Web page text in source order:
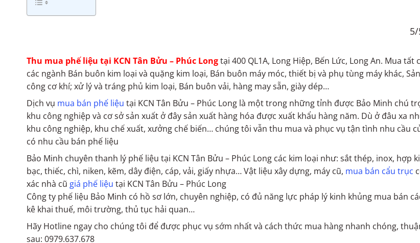
Thu mua phế liệu tại KCN Tân Bửu – Phúc Longtại 400 QL1A, Long Hiệp, Bến Lức, Long An. Mua tất
các ngành Bán buôn kim loại và quặng kim loại, Bán buôn máy móc, thiết bị và phụ tùng máy khác,
công cơ khí; xử lý và tráng phủ kim loại, Bán buôn vải, hàng may sẵn, giày dép…
Dịch vụ mua bán phế liệu tại KCN Tân Bửu – Phúc Long là một trong những tỉnh được Bảo Minh chú
khu công nghiệp và cơ sở sản xuất ở đây sản xuất hàng hóa được xuất khẩu hàng năm. Dù ở đâu xa
khu công nghiệp, khu chế xuất, xưởng chế biến… chúng tôi vẫn thu mua và phục vụ tận tình nhu cầu
có nhu cầu bán phế liệu
Bảo Minh chuyên thanh lý phế liệu tại KCN Tân Bửu – Phúc Long các kim loại như: sắt thép, inox, hợp
bạc, thiếc, chì, niken, kẽm, dây điện, cáp, vải, giấy nhựa… Vật liệu xây dựng, máy cũ, mua bán cẩu trục
xác nhà cũ giá phế liệu tại KCN Tân Bửu – Phúc Long
Công ty phế liệu Bảo Minh có hồ sơ lớn, chuyên nghiệp, có đủ năng lực pháp lý kinh khủng mua bán
kê khai thuế, môi trường, thủ tục hải quan…
Hãy Hotline ngay cho chúng tôi để được phục vụ sớm nhất và cách thức mua hàng nhanh chóng,
sau: 0979.637.678